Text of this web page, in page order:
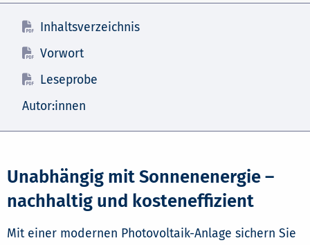
Inhaltsverzeichnis
Vorwort
Leseprobe
Autor:innen
Unabhängig mit Sonnenenergie –
nachhaltig und kosteneffizient
Mit einer modernen Photovoltaik-Anlage sichern Sie